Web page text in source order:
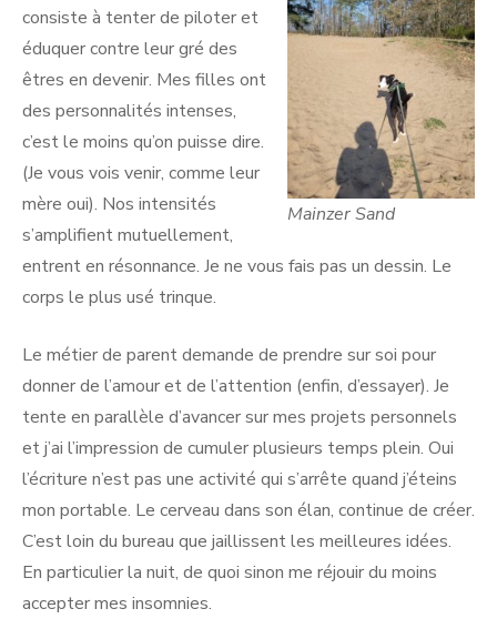
Mainzer Sand
consiste à tenter de piloter et
éduquer contre leur gré des
êtres en devenir. Mes filles ont
des personnalités intenses,
c’est le moins qu’on puisse dire.
(Je vous vois venir, comme leur
mère oui). Nos intensités
s’amplifient mutuellement,
entrent en résonnance. Je ne vous fais pas un dessin. Le
corps le plus usé trinque.
Le métier de parent demande de prendre sur soi pour
donner de l’amour et de l’attention (enfin, d’essayer). Je
tente en parallèle d’avancer sur mes projets personnels
et j’ai l’impression de cumuler plusieurs temps plein. Oui
l’écriture n’est pas une activité qui s’arrête quand j’éteins
mon portable. Le cerveau dans son élan, continue de créer.
C’est loin du bureau que jaillissent les meilleures idées.
En particulier la nuit, de quoi sinon me réjouir du moins
accepter mes insomnies.